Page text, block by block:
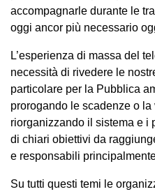
accompagnarle durante le
oggi ancor più necessario
L’esperienza di massa del
necessità di rivedere le
particolare per la Pubblica
prorogando le scadenze o
riorganizzando il sistema e i
di chiari obiettivi da
e responsabili
Su tutti questi temi le